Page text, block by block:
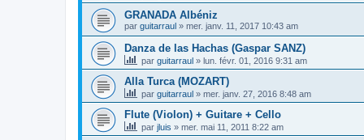
GRANADA Albéniz
par guitarraul » mer. janv. 11, 2017 10:43 am
Danza de las Hachas (Gaspar SANZ)
par guitarraul » lun. févr. 01, 2016 9:31 am
Alla Turca (MOZART)
par guitarraul » mer. janv. 27, 2016 8:48 am
Flute (Violon) + Guitare + Cello
par jluis » mer. mai 11, 2011 8:22 am